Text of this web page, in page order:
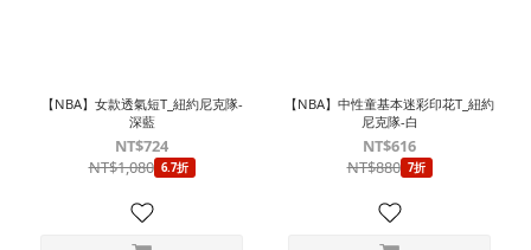
【NBA】女款透氣短T_紐約尼克隊-
深藍
NT$724
NT$1,080 6.7折
【NBA】中性童基本迷彩印花T_紐約
尼克隊-白
NT$616
NT$880 7折